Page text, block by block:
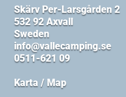
Skärv Per-Larsgården 2
532 92 Axvall
Sweden
info@vallecamping.se
0511-621 09
Karta / Map